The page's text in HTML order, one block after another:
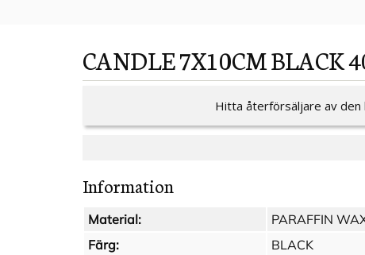
CANDLE 7X10CM BLACK
Hitta återförsäljare av den
Information
Material:
PARAFFIN
Färg:
BLACK